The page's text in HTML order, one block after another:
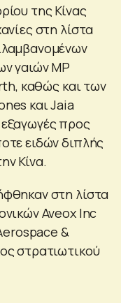
της Κίνας
στη λίστα
γαιών MP
καθώς και των
και Jaia
προς
ειδών διπλής
Κίνα.
στη λίστα
Aveox Inc
&
στρατιωτικού